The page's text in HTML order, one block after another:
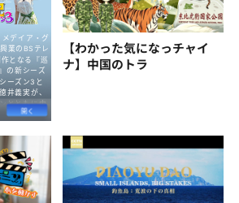
【わかった気になっチャイ
ナ】中国のトラ